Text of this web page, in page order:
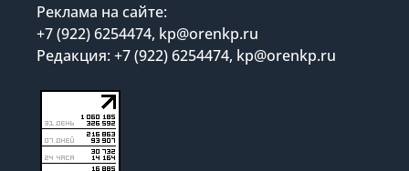
Реклама на сайте:
+7 (922) 6254474, kp@orenkp.ru
Редакция: +7 (922) 6254474, kp@orenkp.ru